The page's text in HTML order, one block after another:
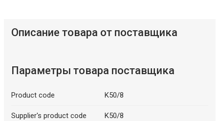
Описание товара от поставщика
Параметры товара поставщика
Product code K50/8
Supplier's product code K50/8